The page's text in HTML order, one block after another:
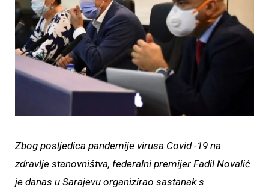
Zbog posljedica pandemije virusa Covid -19 na
zdravlje stanovništva, federalni premijer Fadil Novalić
je danas u Sarajevu organizirao sastanak s